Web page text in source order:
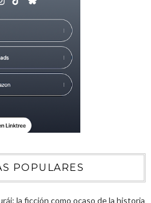
POPULARES
la ficción como ocaso de la historia